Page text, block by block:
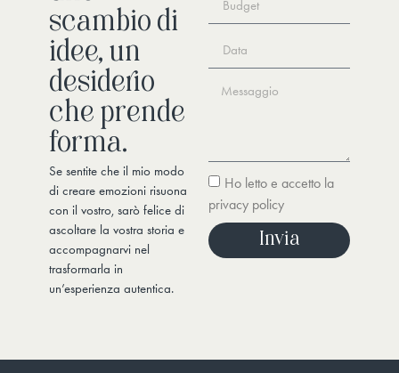
scambio di
idee, un
desiderio
che prende
forma.
Se sentite che il mio modo
di creare emozioni risuona
con il vostro, sarò felice di
ascoltare la vostra storia e
accompagnarvi nel
trasformarla in
un’esperienza autentica.
Ho letto e accetto la
privacy policy
Invia